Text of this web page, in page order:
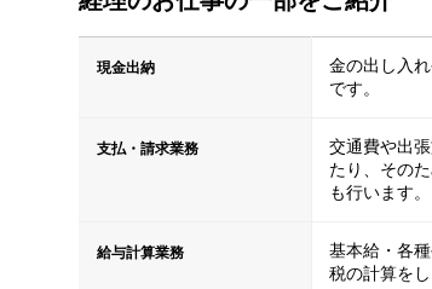
現金出納
金の出し入
です。
支払・請求業務
交通費や出
たり、その
も行います。
給与計算業務
基本給・各
税の計算をし